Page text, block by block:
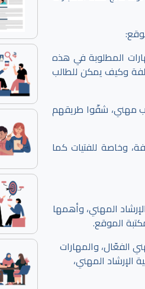
المطلوبة في هذه
وكيف يمكن للطالب
مهني، شقّوا طريقهم
وخاصة للفتيات كما
المهني، وأهمها
الموقع.
الفعّال، والمهارات
الإرشاد المهني،